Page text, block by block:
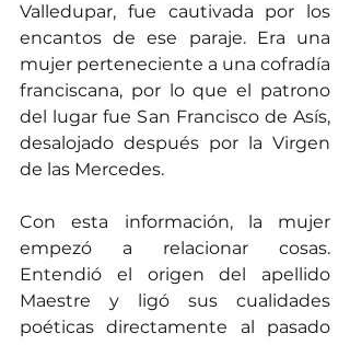
Valledupar, fue cautivada por los
encantos de ese paraje. Era una
mujer perteneciente a una cofradía
franciscana, por lo que el patrono
del lugar fue San Francisco de Asís,
desalojado después por la Virgen
de las Mercedes.
Con esta información, la mujer
empezó a relacionar cosas.
Entendió el origen del apellido
Maestre y ligó sus cualidades
poéticas directamente al pasado